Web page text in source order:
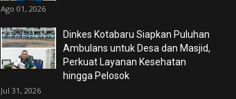
Ago 01, 2026
Dinkes Kotabaru Siapkan Puluhan
Ambulans untuk Desa dan Masjid,
Perkuat Layanan Kesehatan
hingga Pelosok
Jul 31, 2026